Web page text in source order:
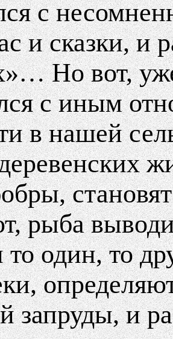
с
и сказки, и
Но вот,
с иным
в нашей
рыба
один, то
запруды, и